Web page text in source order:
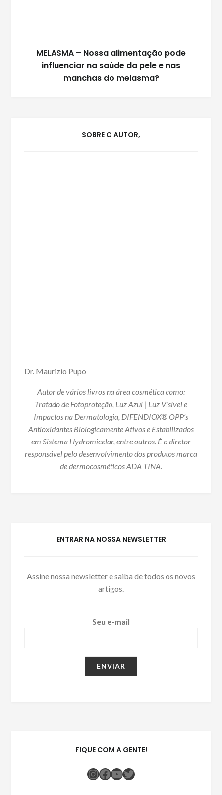
MELASMA – Nossa alimentação pode
influenciar na saúde da pele e nas
manchas do melasma?
SOBRE O AUTOR,
Dr. Maurizio Pupo
Autor de vários livros na área cosmética como:
Tratado de Fotoproteção, Luz Azul | Luz Visível e
Impactos na Dermatologia, DIFENDIOX® OPP’s
Antioxidantes Biologicamente Ativos e Estabilizados
em Sistema Hydromicelar, entre outros. É o diretor
responsável pelo desenvolvimento dos produtos marca
de dermocosméticos ADA TINA.
ENTRAR NA NOSSA NEWSLETTER
Assine nossa newsletter e saiba de todos os novos
artigos.
Seu e-mail
FIQUE COM A GENTE!
Instagram
Facebook
Youtube
Twitter